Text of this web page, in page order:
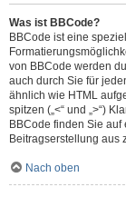
Was ist BBCode?
BBCode ist eine
von BBCode werden
auch durch Sie für
ähnlich wie HTML
spitzen („<“ und „>“)
BBCode finden Sie
Beitragserstellung aus
Nach oben